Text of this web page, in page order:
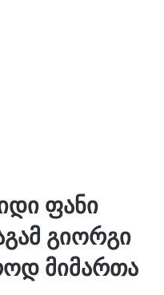
ფანი
გიორგი
მიმართა